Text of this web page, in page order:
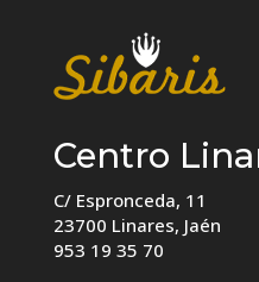
Centro
C/ Espronceda, 11
23700 Linares, Jaén
953 19 35 70